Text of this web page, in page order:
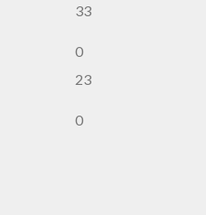
33
0
23
0